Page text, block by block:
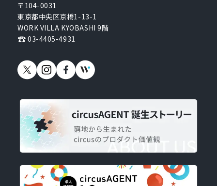
〒104-0031
東京都中央区京橋1-13-1
WORK VILLA KYOBASHI 9階
03-4405-4931